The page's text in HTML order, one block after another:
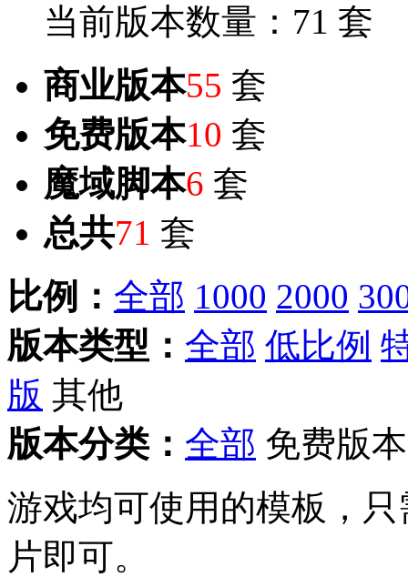
当前版本数量：71 套
商业版本55 套
免费版本10 套
魔域脚本6 套
总共71 套
比例： 全部 1000 2000
版本类型： 全部 低比例
版 其他
版本分类： 全部 免费版本
游戏均可使用的模板，
片即可。